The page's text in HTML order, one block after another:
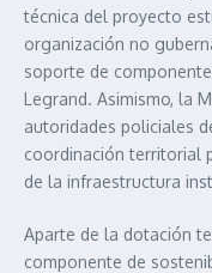
técnica del proyecto
organización no
soporte de
Legrand. Asimismo, la
autoridades policiales
coordinación territorial
de la infraestructura
Aparte de la dotación
componente de